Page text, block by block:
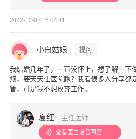
2022-12-02 16:04:41
小白姑娘 提问
我结婚几年了，一直没怀上，想了解一下
烦，要天天往医院跑？我看很多人分享都
管，可是我不想放弃工作。
夏红 主任医师
查看医生语音回答